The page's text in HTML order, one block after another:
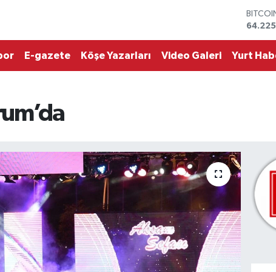
DOLAR
EURO
E-gazete Köşe Yazarları Video Galeri Yurt